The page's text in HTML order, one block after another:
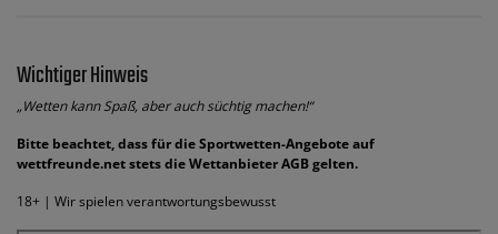
Wichtiger Hinweis
„Wetten kann Spaß, aber auch süchtig machen!“
Bitte beachtet, dass für die Sportwetten-Angebote auf
wettfreunde.net stets die Wettanbieter AGB gelten.
18+ | Wir spielen verantwortungsbewusst